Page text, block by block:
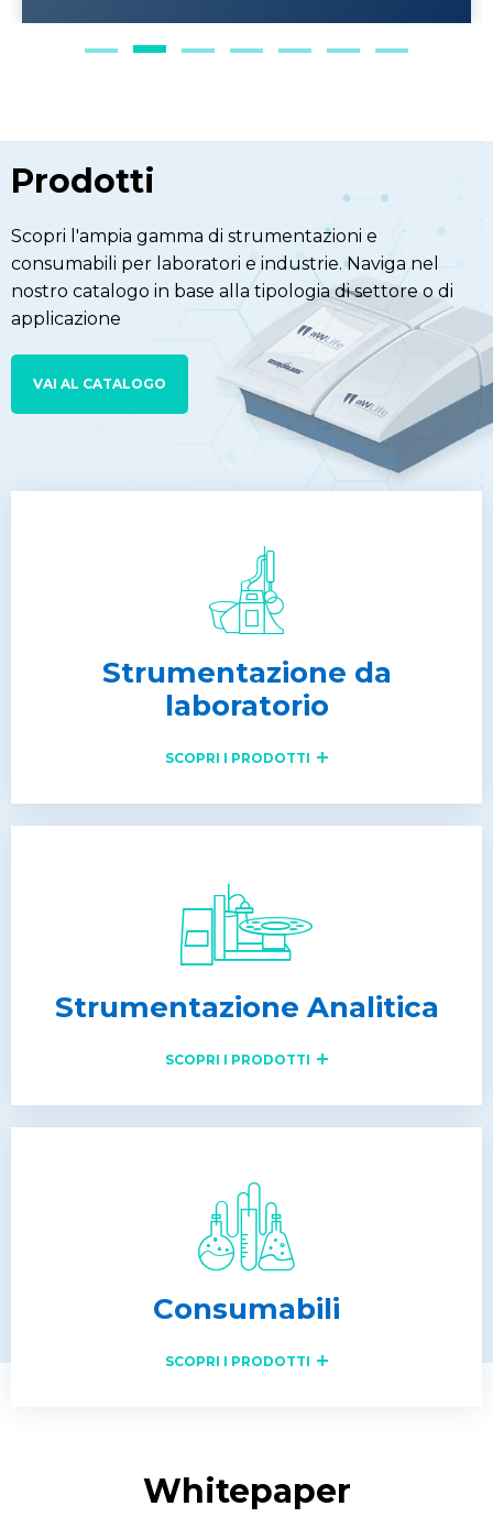
Prodotti
Scopri l'ampia gamma di strumentazioni e
consumabili per laboratori e industrie. Naviga nel
nostro catalogo in base alla tipologia di settore o di
applicazione
VAI AL CATALOGO
Strumentazione da
laboratorio
SCOPRI I PRODOTTI
Strumentazione Analitica
SCOPRI I PRODOTTI
Consumabili
SCOPRI I PRODOTTI
Whitepaper